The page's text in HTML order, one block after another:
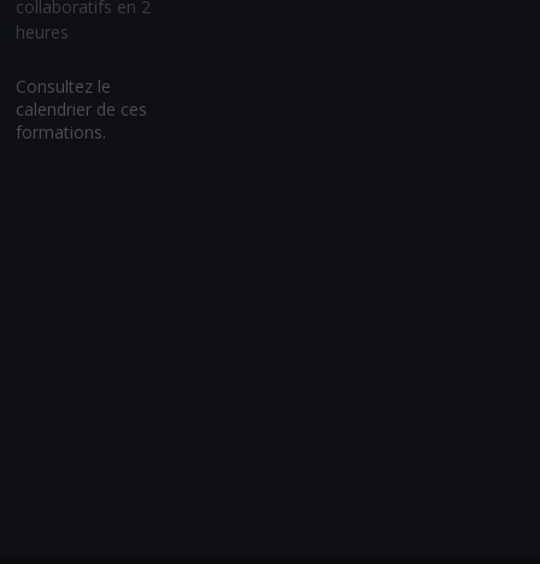
collaboratifs en 2
heures
Consultez le
calendrier de ces
formations.